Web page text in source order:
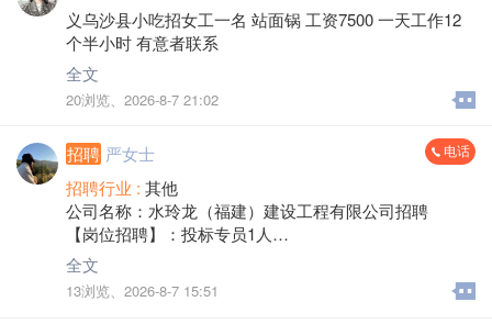
义乌沙县小吃招女工一名 站面锅 工资7500 一天工作12
个半小时 有意者联系
全文
20浏览、 2026-8-7 21:02
招聘 严女士 电话
招聘行业 : 其他
公司名称：水玲龙（福建）建设工程有限公司招聘
【岗位招聘】：投标专员1人
【岗位职责】
1、了解福建投标负责福建房建、市政、公路、水利项目
的报名，投标文件的编制，含投标文件资料的准备，投
全文
13浏览、 2026-8-7 15:51